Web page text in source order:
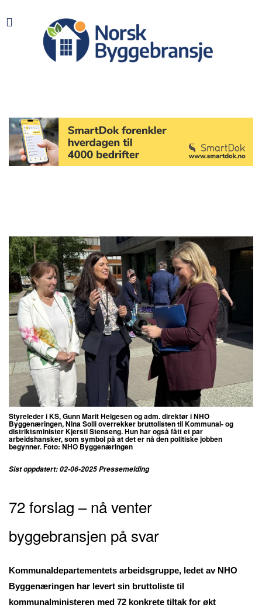
Styreleder i KS, Gunn Marit Helgesen og adm. direktør i NHO
Byggenæringen, Nina Solli overrekker bruttolisten til Kommunal- og
distriktsminister Kjersti Stenseng. Hun har også fått et par
arbeidshansker, som symbol på at det er nå den politiske jobben
begynner. Foto: NHO Byggenæringen
Sist oppdatert: 02-06-2025 Pressemelding
72 forslag – nå venter
byggebransjen på svar
Kommunaldepartementets arbeidsgruppe, ledet av NHO
Byggenæringen har levert sin bruttoliste til
kommunalministeren med 72 konkrete tiltak for økt